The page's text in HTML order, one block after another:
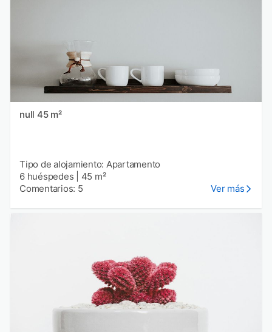
null 45 m²
Tipo de alojamiento: Apartamento
6 huéspedes
45 m²
Comentarios: 5
Ver más